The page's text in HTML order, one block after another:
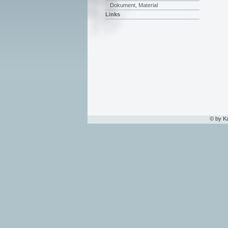
Dokument, Material
Links
© by